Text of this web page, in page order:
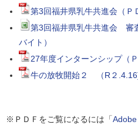
第3回福井県乳牛共進会（Ｐ
第3回福井県乳牛共進会 審
バイト）
27年度インターンシップ（
牛の放牧開始２ （R２
※ＰＤＦをご覧になるには「Adobe